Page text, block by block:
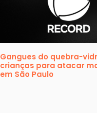
Gangues do quebra-
crianças para atacar
em São Paulo